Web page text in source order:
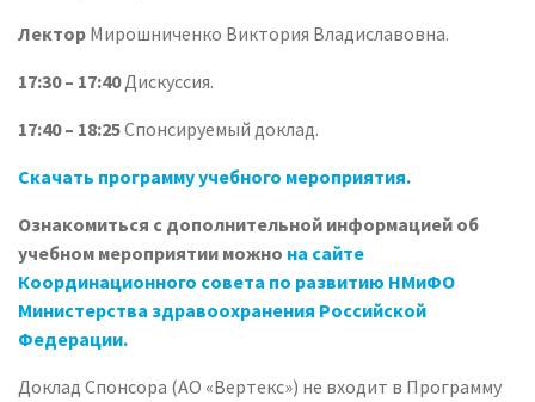
Лектор Мирошниченко Виктория Владиславовна.
17:30 – 17:40Дискуссия.
17:40 – 18:25Спонсируемый доклад.
Скачать программу учебного мероприятия.
Ознакомиться с дополнительной информацией об
учебном мероприятии можно на сайте
Координационного совета по развитию НМиФО
Министерства здравоохранения Российской
Федерации.
Доклад Спонсора (АО «Вертекс») не входит в Программу